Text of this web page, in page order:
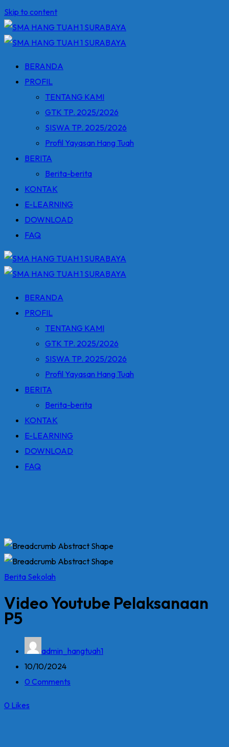
Skip to content
BERANDA
PROFIL
TENTANG KAMI
GTK TP. 2025/2026
SISWA TP. 2025/2026
Profil Yayasan Hang Tuah
BERITA
Berita-berita
KONTAK
E-LEARNING
DOWNLOAD
FAQ
BERANDA
PROFIL
TENTANG KAMI
GTK TP. 2025/2026
SISWA TP. 2025/2026
Profil Yayasan Hang Tuah
BERITA
Berita-berita
KONTAK
E-LEARNING
DOWNLOAD
FAQ
Berita Sekolah
Video Youtube Pelaksanaan
P5
admin_hangtuah1
10/10/2024
0 Comments
0 Likes